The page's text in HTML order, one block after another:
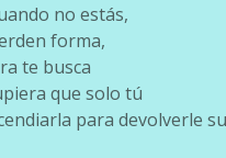
no estás,
forma,
te busca
que solo tú
para devolverle